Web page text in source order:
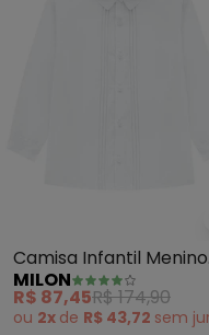
Camisa Infantil Menino
(Branco)
MILON
R$ 87,45R$ 174,90
ou 2x de R$ 43,72 sem